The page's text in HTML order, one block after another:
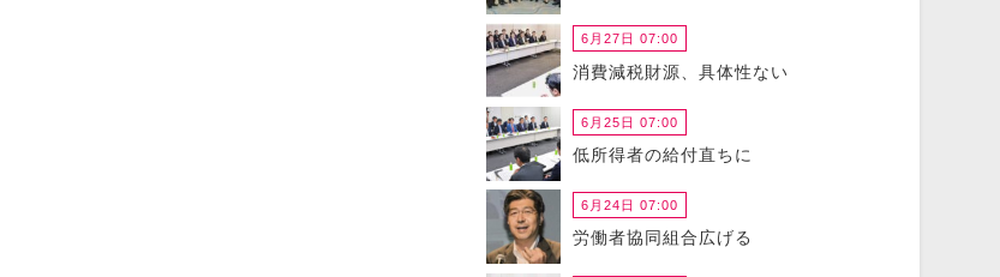
6月27日 07:00
消費減税財源、具体性ない
6月25日 07:00
低所得者の給付直ちに
6月24日 07:00
労働者協同組合広げる